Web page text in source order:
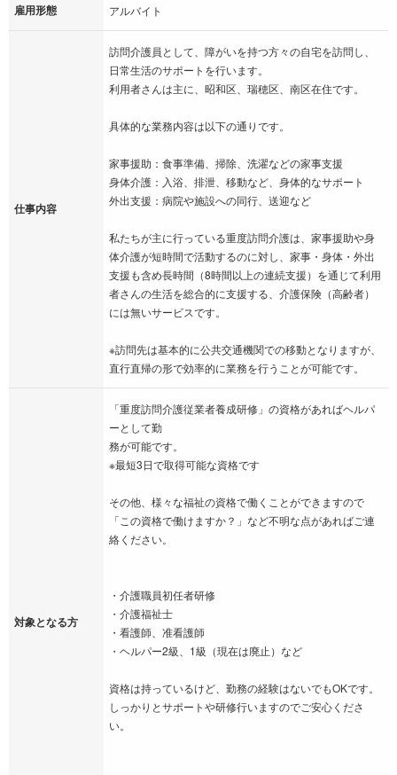
雇用形態 アルバイト
仕事内容
訪問介護員として、障がいを持つ方々の自宅を訪問し、
日常生活のサポートを行います。
利用者さんは主に、昭和区、瑞穂区、南区在住です。
具体的な業務内容は以下の通りです。
家事援助：食事準備、掃除、洗濯などの家事支援
身体介護：入浴、排泄、移動など、身体的なサポート
外出支援：病院や施設への同行、送迎など
私たちが主に行っている重度訪問介護は、家事援助や身
体介護が短時間で活動するのに対し、家事・身体・外出
支援も含め長時間（8時間以上の連続支援）を通じて利用
者さんの生活を総合的に支援する、介護保険（高齢者）
には無いサービスです。
※訪問先は基本的に公共交通機関での移動となりますが、
直行直帰の形で効率的に業務を行うことが可能です。
対象となる方
「重度訪問介護従業者養成研修」の資格があればヘルパ
ーとして勤
務が可能です。
※最短3日で取得可能な資格です
その他、様々な福祉の資格で働くことができますので
「この資格で働けますか？」など不明な点があればご連
絡ください。
・介護職員初任者研修
・介護福祉士
・看護師、准看護師
・ヘルパー2級、1級（現在は廃止）など
資格は持っているけど、勤務の経験はないでもOKです。
しっかりとサポートや研修行いますのでご安心くださ
い。